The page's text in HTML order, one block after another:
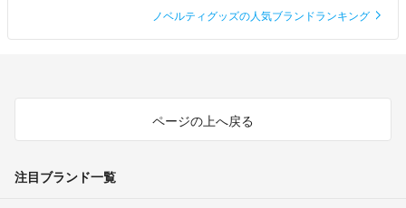
ノベルティグッズの人気ブランドランキング
ページの上へ戻る
注目ブランド一覧